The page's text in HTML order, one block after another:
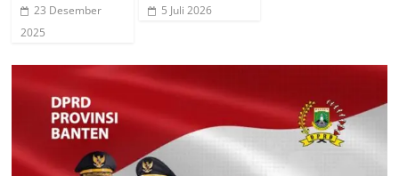
23 Desember
2025
5 Juli 2026